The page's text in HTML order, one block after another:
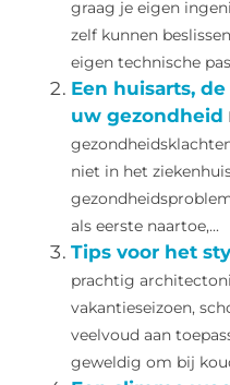
graag je eigen
zelf kunnen
eigen technische
Een huisarts,
uw gezondheid
niet in het
als eerste naartoe,...
Tips voor het
prachtig
vakantieseizoen,
veelvoud aan
geweldig om bij